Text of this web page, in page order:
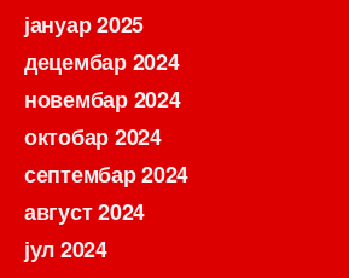
јануар 2025
децембар 2024
новембар 2024
октобар 2024
септембар 2024
август 2024
јул 2024